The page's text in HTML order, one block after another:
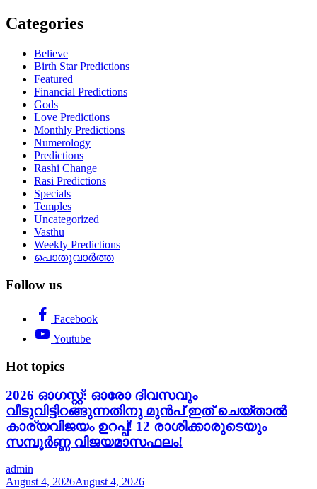
Categories
Believe
Birth Star Predictions
Featured
Financial Predictions
Gods
Love Predictions
Monthly Predictions
Numerology
Predictions
Rashi Change
Rasi Predictions
Specials
Temples
Uncategorized
Vasthu
Weekly Predictions
പൊതുവാർത്ത
Follow us
Facebook
Youtube
Hot topics
2026 ഓഗസ്റ്റ്: ഓരോ ദിവസവും
വീടുവിട്ടിറങ്ങുന്നതിനു മുൻപ് ഇത് ചെയ്താൽ
കാര്യവിജയം ഉറപ്പ്! 12 രാശിക്കാരുടെയും
സമ്പൂർണ്ണ വിജയമാസഫലം!
admin
August 4, 2026August 4, 2026